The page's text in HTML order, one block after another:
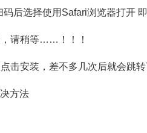
后选择使用Safari浏览器打开
请稍等……！！！
击安装，差不多几次后就会跳
方法